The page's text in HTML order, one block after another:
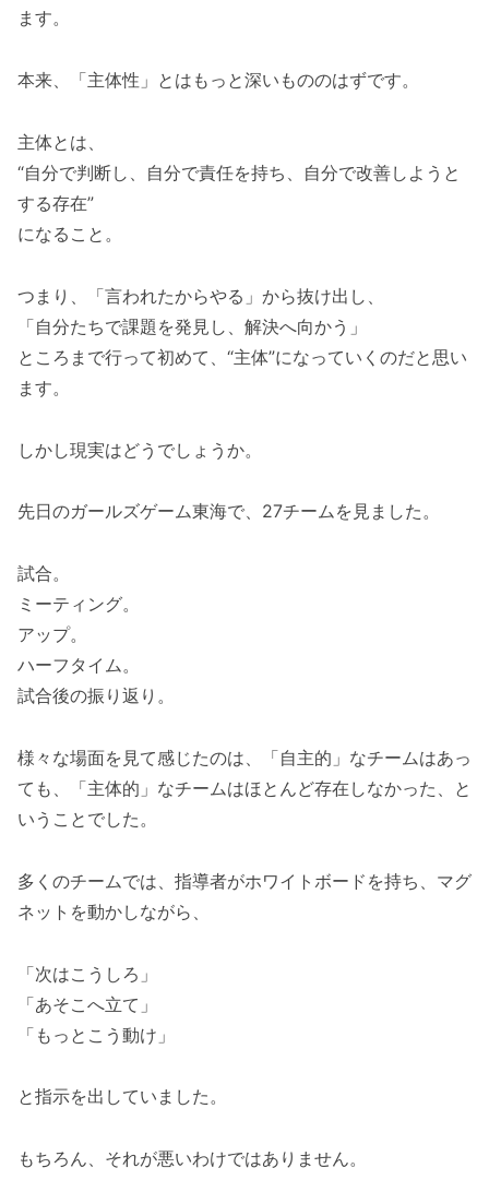
ます。
本来、「主体性」とはもっと深いもののはずです。
主体とは、
“自分で判断し、自分で責任を持ち、自分で改善しようと
する存在”
になること。
つまり、「言われたからやる」から抜け出し、
「自分たちで課題を発見し、解決へ向かう」
ところまで行って初めて、“主体”になっていくのだと思い
ます。
しかし現実はどうでしょうか。
先日のガールズゲーム東海で、27チームを見ました。
試合。
ミーティング。
アップ。
ハーフタイム。
試合後の振り返り。
様々な場面を見て感じたのは、「自主的」なチームはあっ
ても、「主体的」なチームはほとんど存在しなかった、と
いうことでした。
多くのチームでは、指導者がホワイトボードを持ち、マグ
ネットを動かしながら、
「次はこうしろ」
「あそこへ立て」
「もっとこう動け」
と指示を出していました。
もちろん、それが悪いわけではありません。